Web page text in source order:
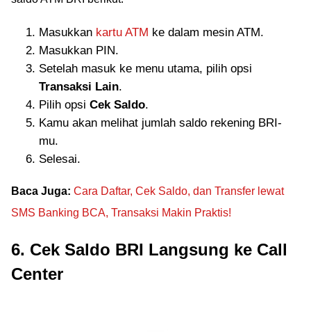
Masukkan kartu ATM ke dalam mesin ATM.
Masukkan PIN.
Setelah masuk ke menu utama, pilih opsi
Transaksi Lain.
Pilih opsi Cek Saldo.
Kamu akan melihat jumlah saldo rekening BRI-
mu.
Selesai.
Baca Juga: Cara Daftar, Cek Saldo, dan Transfer lewat
SMS Banking BCA, Transaksi Makin Praktis!
6. Cek Saldo BRI Langsung ke Call
Center